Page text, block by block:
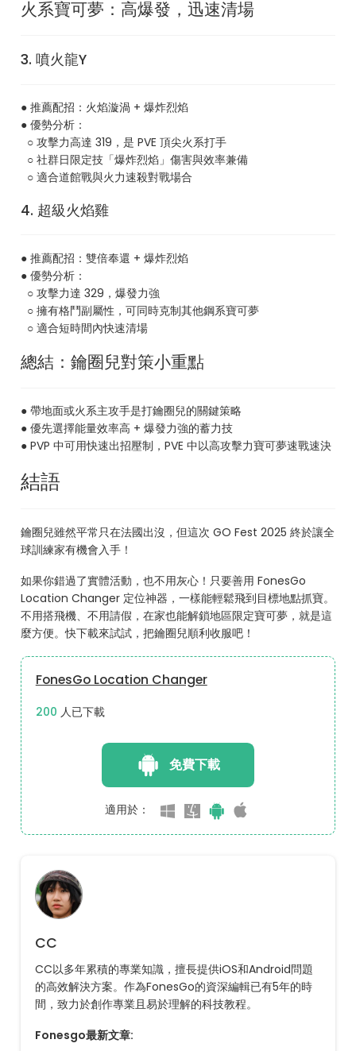
火系寶可夢：高爆發，迅速清場
3. 噴火龍Y
● 推薦配招：火焰漩渦 + 爆炸烈焰
● 優勢分析：
○ 攻擊力高達 319，是 PVE 頂尖火系打手
○ 社群日限定技「爆炸烈焰」傷害與效率兼備
○ 適合道館戰與火力速殺對戰場合
4. 超級火焰雞
● 推薦配招：雙倍奉還 + 爆炸烈焰
● 優勢分析：
○ 攻擊力達 329，爆發力強
○ 擁有格鬥副屬性，可同時克制其他鋼系寶可夢
○ 適合短時間內快速清場
總結：鑰圈兒對策小重點
● 帶地面或火系主攻手是打鑰圈兒的關鍵策略
● 優先選擇能量效率高 + 爆發力強的蓄力技
● PVP 中可用快速出招壓制，PVE 中以高攻擊力寶可夢速戰速決
結語
鑰圈兒雖然平常只在法國出沒，但這次 GO Fest 2025 終於讓全
球訓練家有機會入手！
如果你錯過了實體活動，也不用灰心！只要善用 FonesGo
Location Changer 定位神器，一樣能輕鬆飛到目標地點抓寶。
不用搭飛機、不用請假，在家也能解鎖地區限定寶可夢，就是這
麼方便。快下載來試試，把鑰圈兒順利收服吧！
FonesGo Location Changer
204 人已下載
免費下載
適用於：
CC
CC以多年累積的專業知識，擅長提供iOS和Android問題
的高效解決方案。作為FonesGo的資深編輯已有5年的時
間，致力於創作專業且易於理解的科技教程。
Fonesgo最新文章: